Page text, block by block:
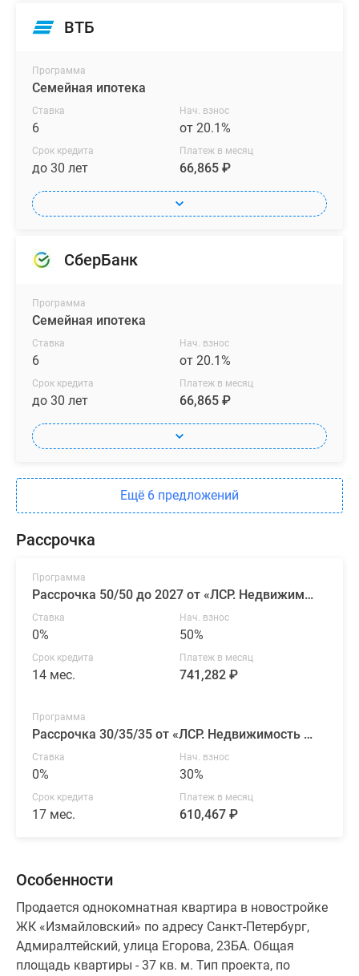
ВТБ
Программа
Семейная ипотека
Ставка
6
Нач. взнос
от 20.1%
Срок кредита
до 30 лет
Платеж в месяц
66,865 ₽
СберБанк
Программа
Семейная ипотека
Ставка
6
Нач. взнос
от 20.1%
Срок кредита
до 30 лет
Платеж в месяц
66,865 ₽
Ещё 6 предложений
Рассрочка
Программа
Рассрочка 50/50 до 2027 от «ЛСР. Недвижимость — Северо-Запад»
Ставка
0%
Нач. взнос
50%
Срок кредита
14 мес.
Платеж в месяц
741,282 ₽
Программа
Рассрочка 30/35/35 от «ЛСР. Недвижимость — Северо-Запад»
Ставка
0%
Нач. взнос
30%
Срок кредита
17 мес.
Платеж в месяц
610,467 ₽
Особенности
Продается однокомнатная квартира в новостройке
ЖК «Измайловский» по адресу Санкт-Петербург,
Адмиралтейский, улица Егорова, 23БА. Общая
площадь квартиры - 37 кв. м. Тип проекта, по